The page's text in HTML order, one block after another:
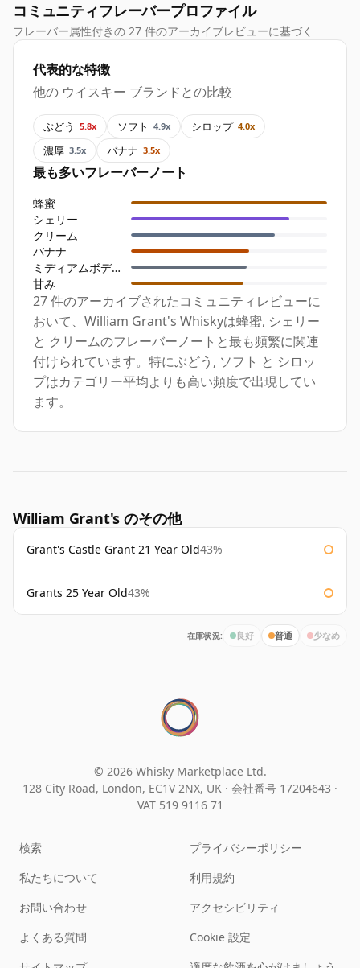
コミュニティフレーバープロファイル
フレーバー属性付きの 27 件のアーカイブレビューに基づく
代表的な特徴
他の ウイスキー ブランドとの比較
ぶどう 5.8x ソフト 4.9x シロップ 4.0x
濃厚 3.5x バナナ 3.5x
最も多いフレーバーノート
蜂蜜
シェリー
クリーム
バナナ
ミディアムボディ
甘み
27 件のアーカイブされたコミュニティレビューに
おいて、William Grant's Whiskyは蜂蜜, シェリー
と クリームのフレーバーノートと最も頻繁に関連
付けられています。特にぶどう, ソフト と シロッ
プはカテゴリー平均よりも高い頻度で出現してい
ます。
William Grant's のその他
Grant's Castle Grant 21 Year Old43%
Grants 25 Year Old43%
在庫状況: 良好 普通 少なめ
© 2026 Whisky Marketplace Ltd.
128 City Road, London, EC1V 2NX, UK · 会社番号 17204643 ·
VAT 519 9116 71
検索
私たちについて
お問い合わせ
よくある質問
プライバシーポリシー
利用規約
アクセシビリティ
Cookie 設定